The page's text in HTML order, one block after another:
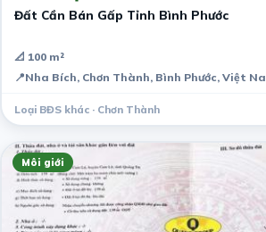
Đất Cần Bán Gấp Tỉnh Bình Phước
📐 100 m²
📍Nha Bích, Chơn Thành, Bình Phước, Việt
Loại BĐS khác · Chơn Thành
Môi giới